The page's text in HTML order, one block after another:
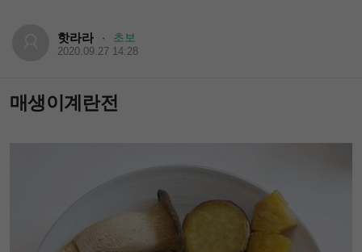
핫라라 · 초보
2020.09.27 14:28
매생이계란전